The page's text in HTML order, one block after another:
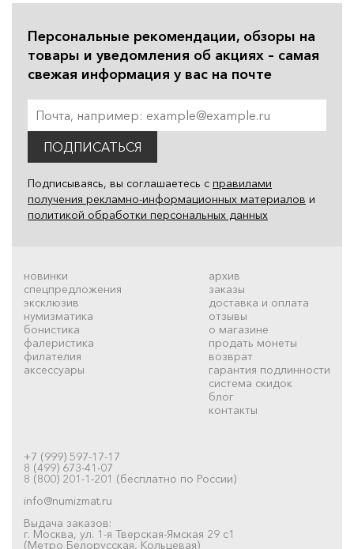
Персональные рекомендации, обзоры на
товары и уведомления об акциях – самая
свежая информация у вас на почте
ПОДПИСАТЬСЯ
Подписываясь, вы соглашаетесь с правилами
получения рекламно-информационных материалов и
политикой обработки персональных данных
новинки
спецпредложения
эксклюзив
нумизматика
бонистика
фалеристика
филателия
аксессуары
архив
заказы
доставка и оплата
отзывы
о магазине
продать монеты
возврат
гарантия подлинности
система скидок
блог
контакты
+7 (999) 597-17-17
8 (499) 673-41-07
8 (800) 201-1-201 (бесплатно по России)
info@numizmat.ru
Выдача заказов:
г. Москва, ул. 1-я Тверская-Ямская 29 с1
(Метро Белорусская, Кольцевая)